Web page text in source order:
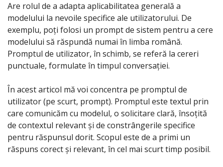
Are rolul de a adapta aplicabilitatea generală a
modelului la nevoile specifice ale utilizatorului. De
exemplu, poți folosi un prompt de sistem pentru a cere
modelului să răspundă numai în limba română.
Promptul de utilizator, în schimb, se referă la cereri
punctuale, formulate în timpul conversației.
În acest articol mă voi concentra pe promptul de
utilizator (pe scurt, prompt). Promptul este textul prin
care comunicăm cu modelul, o solicitare clară, însoțită
de contextul relevant și de constrângerile specifice
pentru răspunsul dorit. Scopul este de a primi un
răspuns corect și relevant, în cel mai scurt timp posibil.